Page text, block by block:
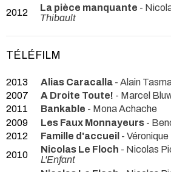
2012
La pièce manquante -
Thibault
TÉLÉFILM
2013 Alias Caracalla - Alain
2007
A Droite Toute! - Marcel
2011
Bankable - Mona Achache
2009
Les Faux Monnayeurs -
2012
Famille d'accueil -
2010
Nicolas Le Floch - Nicolas
L'Enfant